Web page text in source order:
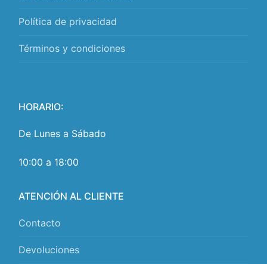
Política de privacidad
Términos y condiciones
HORARIO:
De Lunes a Sábado
10:00 a 18:00
ATENCIÓN AL CLIENTE
Contacto
Devoluciones